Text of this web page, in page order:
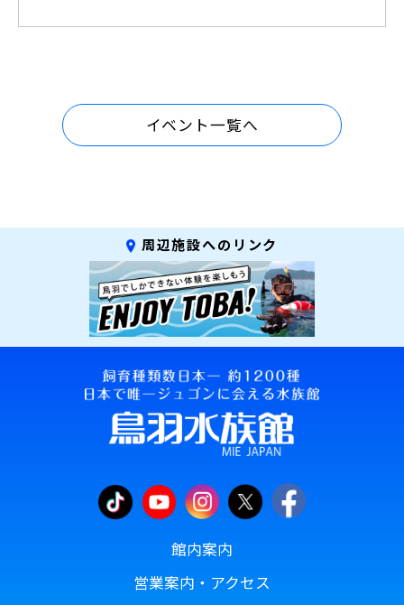
イベント一覧へ
周辺施設へのリンク
館内案内
営業案内・アクセス